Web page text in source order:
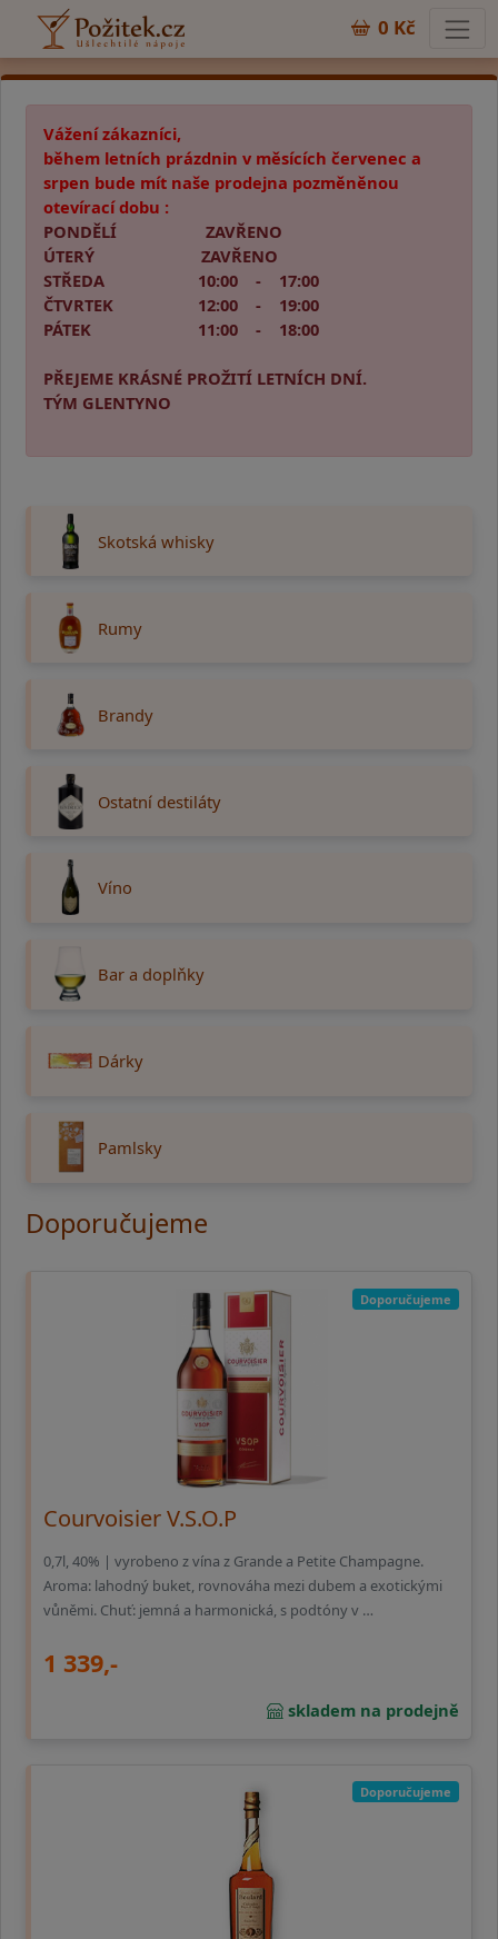
0 Kč
Vážení zákazníci,
během letních prázdnin v měsících červenec a
srpen bude mít naše prodejna pozměněnou
otevírací dobu :
PONDĚLÍ ZAVŘENO
ÚTERÝ ZAVŘENO
STŘEDA 10:00 - 17:00
ČTVRTEK 12:00 - 19:00
PÁTEK 11:00 - 18:00
PŘEJEME KRÁSNÉ PROŽITÍ LETNÍCH DNÍ.
TÝM GLENTYNO
Skotská whisky
Rumy
Brandy
Ostatní destiláty
Víno
Bar a doplňky
Dárky
Pamlsky
Doporučujeme
Doporučujeme
Courvoisier V.S.O.P
0,7l, 40% | vyrobeno z vína z Grande a Petite Champagne.
Aroma: lahodný buket, rovnováha mezi dubem a exotickými
vůněmi. Chuť: jemná a harmonická, s podtóny v …
1 339,-
skladem na prodejně
Doporučujeme